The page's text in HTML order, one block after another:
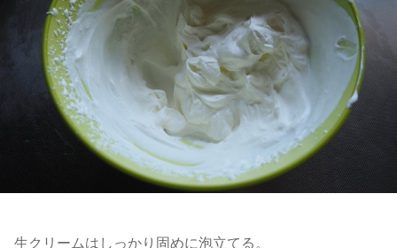
生クリームはしっかり固めに泡立てる。